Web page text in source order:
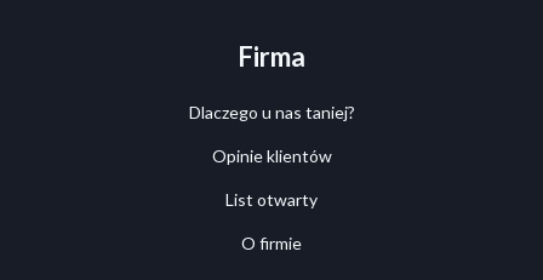
Firma
Dlaczego u nas taniej?
Opinie klientów
List otwarty
O firmie